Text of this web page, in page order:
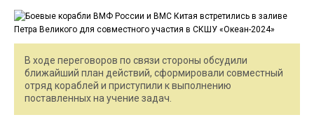
В ходе переговоров по связи стороны обсудили
ближайший план действий, сформировали совместный
отряд кораблей и приступили к выполнению
поставленных на учение задач.